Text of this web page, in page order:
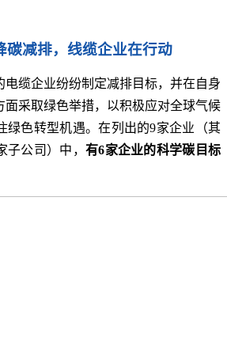
碳减排，线缆企业在行动
电缆企业纷纷制定减排目标，并在自身
面采取绿色举措，以积极应对全球气候
绿色转型机遇。在列出的9家企业（其
子公司）中， 有6家企业的科学碳目标